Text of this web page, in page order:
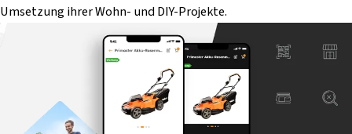
Umsetzung ihrer Wohn- und DIY-Projekte.